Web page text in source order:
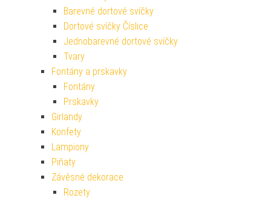
Barevné dortové svíčky
Dortové svíčky Číslice
Jednobarevné dortové svíčky
Tvary
Fontány a prskavky
Fontány
Prskavky
Girlandy
Konfety
Lampiony
Piňaty
Závěsné dekorace
Rozety